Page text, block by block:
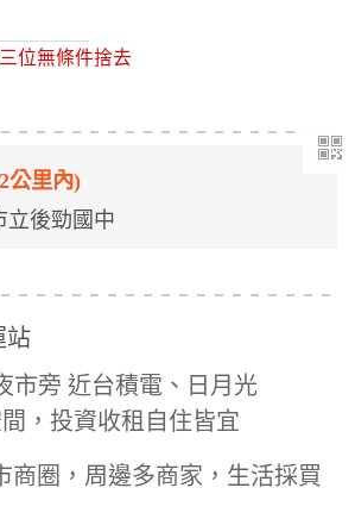
位無條件捨去
公里內)
立後勁國中
站
市旁 近台積電、日月光
，投資收租自住皆宜
圈，周邊多商家，生活採買